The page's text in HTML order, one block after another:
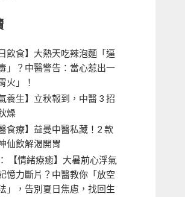
日飲食】大熱天吃辣泡麵「逼
」？中醫警告：當心惹出一
火」！
氣養生】立秋報到，中醫 3 招
燥
醫食療】益曼中醫私藏！2 款
仙飲解渴開胃
【情緒療癒】大暑前心浮氣
憶力斷片？中醫教你「放空
」，告別夏日焦慮，找回生